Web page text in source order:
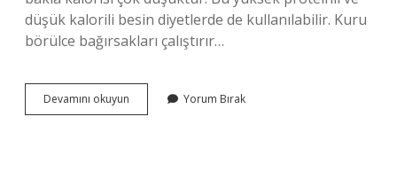
düşük kalorili besin diyetlerde de kullanılabilir. Kuru
börülce bağırsakları çalıştırır…
Devamını okuyun
Hangi
Yorum Bırak